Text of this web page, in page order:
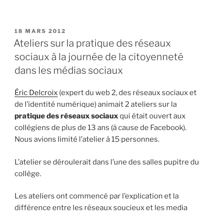
P
U
B
L
É
E
18 MARS 2012
Ateliers sur la pratique des réseaux
sociaux à la journée de la citoyenneté
dans les médias sociaux
Éric Delcroix (expert du web 2, des réseaux sociaux et
de l’identité numérique) animait 2 ateliers sur la
pratique des réseaux sociauxqui était ouvert aux
collégiens de plus de 13 ans (à cause de Facebook).
Nous avions limité l’atelier à 15 personnes.
L’atelier se déroulerait dans l’une des salles pupitre du
collège.
Les ateliers ont commencé par l’explication et la
différence entre les réseaux soucieux et les media